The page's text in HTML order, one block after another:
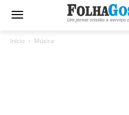
Início Música